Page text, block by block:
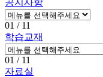
01 / 11
학습교재
01 / 11
자료실